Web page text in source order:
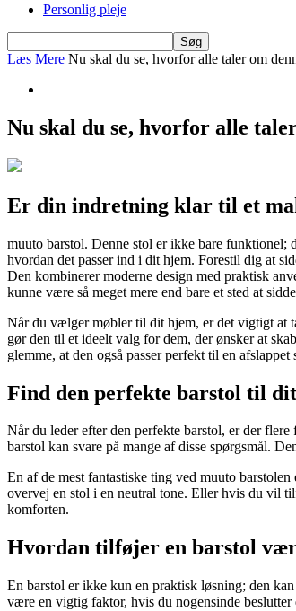
Personlig pleje
Læs Mere Nu skal du se, hvorfor alle taler om
Nu skal du se, hvorfor alle
Er din indretning klar til et
muuto barstol. Denne stol er ikke bare funktionel;
hvordan det passer ind i dit hjem. Forestil dig at
Den kombinerer moderne design med praktisk
kunne være så meget mere end bare et sted at
Når du vælger møbler til dit hjem, er det vigtigt at
gør den til et ideelt valg for dem, der ønsker at
glemme, at den også passer perfekt til en
Find den perfekte barstol til
Når du leder efter den perfekte barstol, er der
barstol kan svare på mange af disse spørgsmål.
En af de mest fantastiske ting ved muuto
overvej en stol i en neutral tone. Eller hvis du vil
komforten.
Hvordan tilføjer en barstol
En barstol er ikke kun en praktisk løsning; den
være en vigtig faktor, hvis du nogensinde